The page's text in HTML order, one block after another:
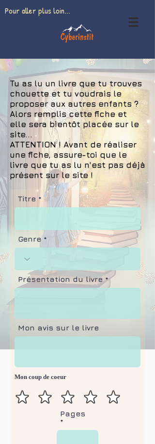
Pour aller plus loin...
Tu as lu un livre que tu trouves
chouette et tu voudrais le
proposer aux autres enfants ?
Alors remplis cette fiche et
elle sera bientôt placée sur le
site...
ATTENTION ! Avant de réaliser
une fiche, assure-toi que le
livre que tu as lu n'est pas déjà
présent sur le site !
Titre
Genre
Présentation du livre
Mon avis sur le livre
Mon coup de coeur
Pages